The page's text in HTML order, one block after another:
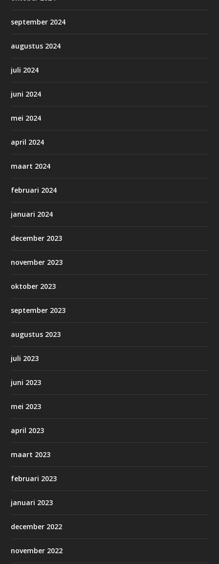
september 2024
augustus 2024
juli 2024
juni 2024
mei 2024
april 2024
maart 2024
februari 2024
januari 2024
december 2023
november 2023
oktober 2023
september 2023
augustus 2023
juli 2023
juni 2023
mei 2023
april 2023
maart 2023
februari 2023
januari 2023
december 2022
november 2022